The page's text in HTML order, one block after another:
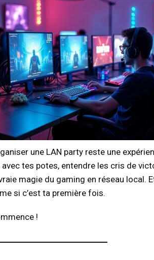
une LAN party reste une
tes potes, entendre les cris de
magie du gaming en réseau local.
si c’est ta première fois.
!